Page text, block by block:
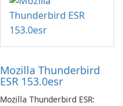
Mozilla Thunderbird
ESR 153.0esr
Mozilla Thunderbird ESR: